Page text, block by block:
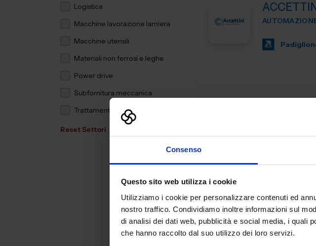
Consenso
Questo sito web utilizza i cookie
Utilizziamo i cookie per personalizzare contenuti ed
nostro traffico. Condividiamo inoltre informazioni sul
di analisi dei dati web, pubblicità e social media, i quali
che hanno raccolto dal suo utilizzo dei loro servizi.
Logistica
Macchine lavorazione lamiera
Macchine utensili
Materiali non ferrosi e leghe
Power drive
Subfornitura meccanica
Trattamenti e finiture
Reset Settori
Guidiamo le
ADIATEK